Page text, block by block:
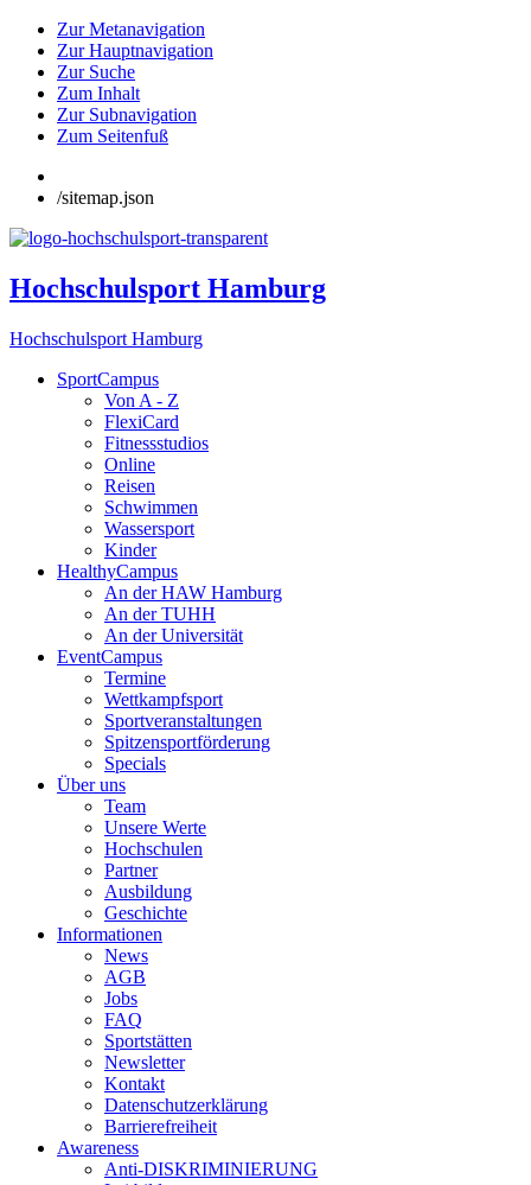
Zur Metanavigation
Zur Hauptnavigation
Zur Suche
Zum Inhalt
Zur Subnavigation
Zum Seitenfuß
/sitemap.json
Hochschulsport Hamburg
Hochschulsport Hamburg
SportCampus
Von A - Z
FlexiCard
Fitnessstudios
Online
Reisen
Schwimmen
Wassersport
Kinder
HealthyCampus
An der HAW Hamburg
An der TUHH
An der Universität
EventCampus
Termine
Wettkampfsport
Sportveranstaltungen
Spitzensportförderung
Specials
Über uns
Team
Unsere Werte
Hochschulen
Partner
Ausbildung
Geschichte
Informationen
News
AGB
Jobs
FAQ
Sportstätten
Newsletter
Kontakt
Datenschutzerklärung
Barrierefreiheit
Awareness
Anti-DISKRIMINIERUNG